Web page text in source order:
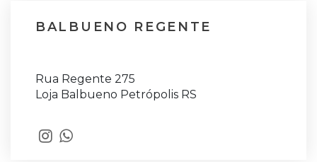
BALBUENO REGENTE
Rua Regente 275
Loja Balbueno Petrópolis RS